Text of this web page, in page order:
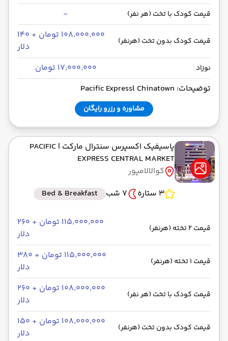
قیمت کودک با تخت (هر نفر) -
قیمت کودک بدون تخت (هرنفر)
۱۰۸٬۰۰۰٬۰۰۰ تومان + ۱۴۰
دلار
نوزاد
۱۷٬۰۰۰٬۰۰۰ تومان
توضیحات: Pacific Expressl Chinatown
مشاوره و رزرو رایگان
پاسیفیک اکسپرس سنترال مارکت | PACIFIC
EXPRESS CENTRAL MARKET
کوالالامپور
3 ستاره
7 شب Bed & Breakfast
قیمت 2 تخته (هرنفر)
۱۱۵٬۰۰۰٬۰۰۰ تومان + ۲۶۰
دلار
قیمت 1 تخته (هرنفر)
۱۱۵٬۰۰۰٬۰۰۰ تومان + ۳۸۰
دلار
قیمت کودک با تخت (هر نفر)
۱۰۸٬۰۰۰٬۰۰۰ تومان + ۲۶۰
دلار
قیمت کودک بدون تخت (هرنفر)
۱۰۸٬۰۰۰٬۰۰۰ تومان + ۱۵۰
دلار